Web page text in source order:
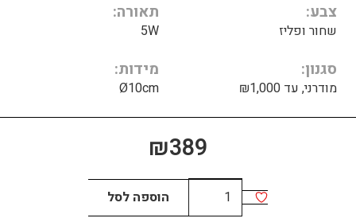
צבע
שחור ופליז
תאורה
5W
סגנון
מודרני, עד ₪1,000
מידות
Ø10cm
₪389
כמות
של
הוספה לסל